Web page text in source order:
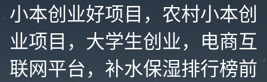
小本创业好项目，农村小本创
业项目，大学生创业，电商互
联网平台，补水保湿排行榜前